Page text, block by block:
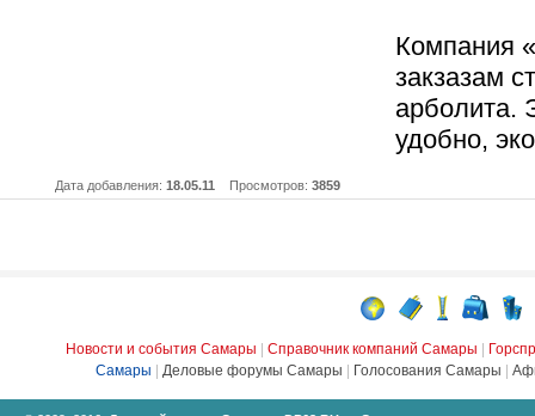
Компания
закзазам
арболита.
удобно,
Дата добавления: 18.05.11 Просмотров: 3859
Новости и события Самары Справочник компаний Самары
Самары
Деловые форумы Самары Голосования Самары